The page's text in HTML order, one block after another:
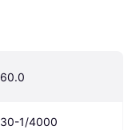
60.0
30-1/4000